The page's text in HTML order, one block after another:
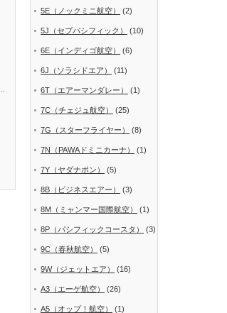
5E（ノックミニ航空） (2)
5J（セブパシフィック） (10)
6E（インディゴ航空） (6)
6J（ソラシドエア） (11)
6T（エアーマンダレー） (1)
7C（チェジュ航空） (25)
7G（スターフライヤー） (8)
7N（PAWAドミニカーナ） (1)
7Y（ヤダナポン） (5)
8B（ビジネスエアー） (3)
8M（ミャンマー国際航空） (1)
8P（パシフィックコースタ） (3)
9C（春秋航空） (5)
9W（ジェットエア） (16)
A3（エーゲ航空） (26)
A5（オップ！航空） (1)